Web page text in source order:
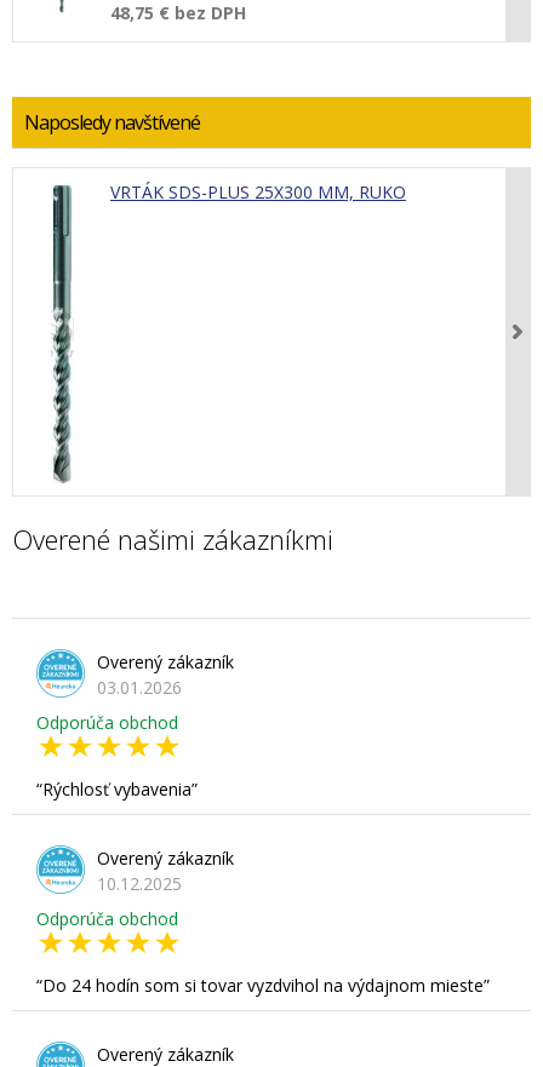
48,75 € bez DPH
Naposledy navštívené
VRTÁK SDS-PLUS 25X300 MM, RUKO
Overené našimi zákazníkmi
Overený zákazník
03.01.2026
Odporúča obchod
Rýchlosť vybavenia
Overený zákazník
10.12.2025
Odporúča obchod
Do 24 hodín som si tovar vyzdvihol na výdajnom mieste
Overený zákazník